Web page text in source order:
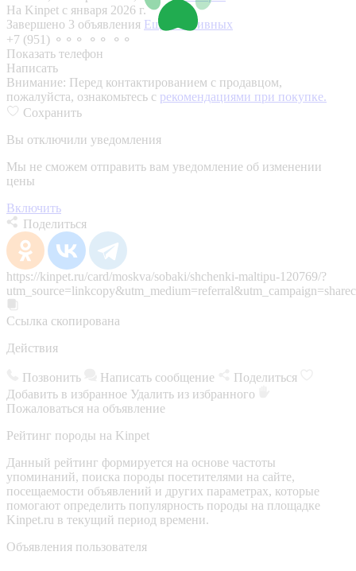
На Kinpet c января 2026 г.
Завершено 3 объявления Еще 5 активных
+7 (951) ⚬⚬⚬ ⚬⚬ ⚬⚬
Показать телефон
Написать
Внимание: Перед контактированием с продавцом,
пожалуйста, ознакомьтесь с рекомендациями при покупке.
Сохранить
Вы отключили уведомления
Мы не сможем отправить вам уведомление об изменении
цены
Включить
Поделиться
https://kinpet.ru/card/moskva/sobaki/shchenki-maltipu-120769/?
Ссылка скопирована
Действия
Позвонить Написать сообщение
Поделиться
Добавить в избранное Удалить из избранного
Пожаловаться на объявление
Рейтинг породы на Kinpet
Данный рейтинг формируется на основе частоты
упоминаний, поиска породы посетителями на сайте,
посещаемости объявлений и других параметрах, которые
помогают определить популярность породы на площадке
Kinpet.ru в текущий период времени.
Объявления пользователя